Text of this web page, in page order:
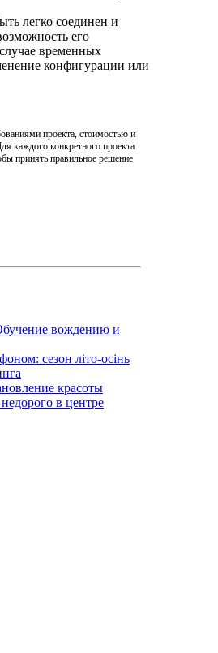
легко соединен и
его
временных
конфигурации или
проекта, стоимостью и
каждого конкретного проекта
принять правильное решение
вождению и
сезон літо-осінь
красоты
в центре